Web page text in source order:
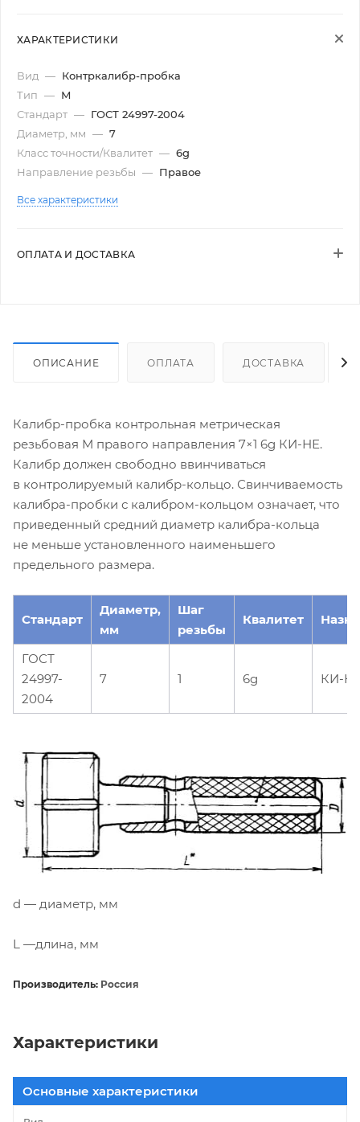
ХАРАКТЕРИСТИКИ
Вид — Контркалибр-пробка
Тип — М
Стандарт — ГОСТ 24997-2004
Диаметр, мм — 7
Класс точности/Квалитет — 6g
Направление резьбы — Правое
Все характеристики
ОПЛАТА И ДОСТАВКА
ОПИСАНИЕ ОПЛАТА ДОСТАВКА
Калибр-пробка контрольная метрическая
резьбовая М правого направления 7×1 6g КИ-НЕ.
Калибр должен свободно ввинчиваться
в контролируемый калибр-кольцо. Свинчиваемость
калибра-пробки с калибром-кольцом означает, что
приведенный средний диаметр калибра-кольца
не меньше установленного наименьшего
предельного размера.
Стандарт
Диаметр,
мм
Шаг
резьбы
Квалитет
ГОСТ
24997-
2004
7 1 6g КИ-
d — диаметр, мм
L —длина, мм
Производитель: Россия
Характеристики
Основные характеристики